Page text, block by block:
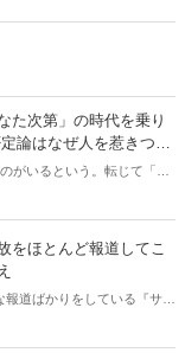
た次第」の時代を乗り
子
がいるという。転じて「読
ー・梶原がお送りする時事
をほとんど報道してこ
道ばかりをしている『サン